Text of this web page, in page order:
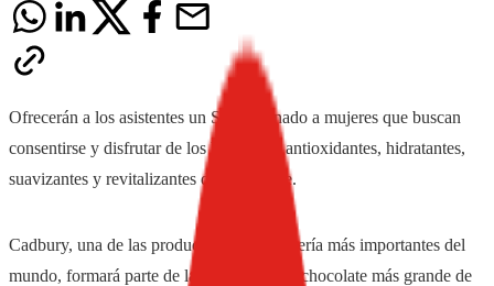
Ofrecerán a los asistentes un Spa destinado a mujeres que buscan
consentirse y disfrutar de los beneficios antioxidantes, hidratantes,
suavizantes y revitalizantes del chocolate.
Cadbury, una de las productoras de confitería más importantes del
mundo, formará parte de la exposición de chocolate más grande de